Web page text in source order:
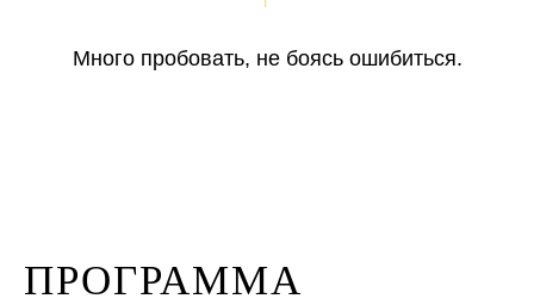
Много пробовать, не боясь ошибиться.
ПРОГРАММА